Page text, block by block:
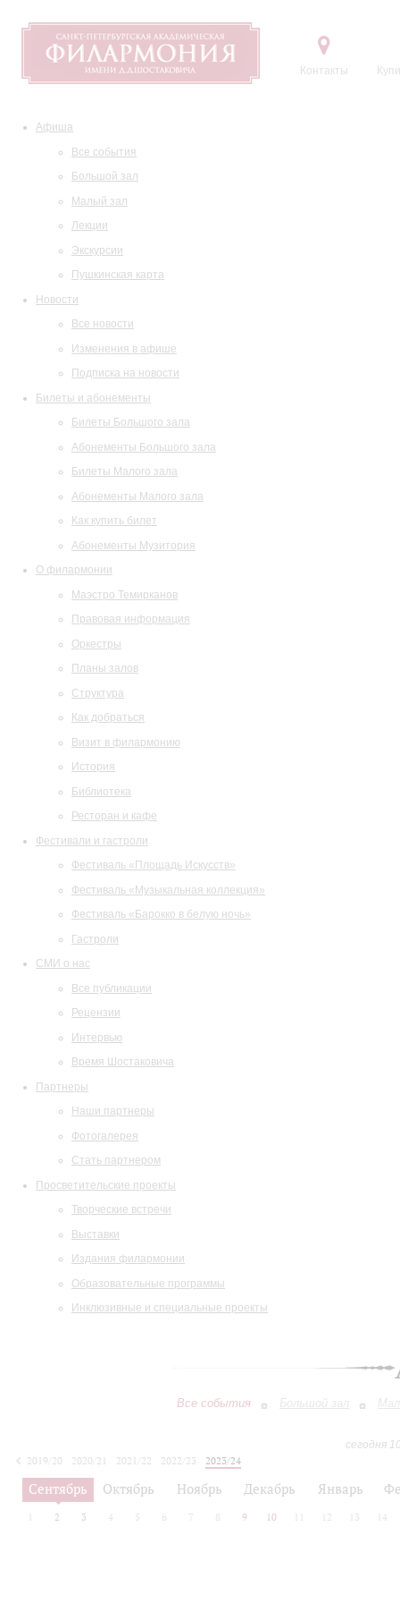
Контакты
Афиша
Все события
Большой зал
Малый зал
Лекции
Экскурсии
Пушкинская карта
Новости
Все новости
Изменения в афише
Подписка на новости
Билеты и абонементы
Билеты Большого зала
Абонементы Большого зала
Билеты Малого зала
Абонементы Малого зала
Как купить билет
Абонементы Музитория
О филармонии
Маэстро Темирканов
Правовая информация
Оркестры
Планы залов
Структура
Как добраться
Визит в филармонию
История
Библиотека
Ресторан и кафе
Фестивали и гастроли
Фестиваль «Площадь Искусств»
Фестиваль «Музыкальная коллекция»
Фестиваль «Барокко в белую ночь»
Гастроли
СМИ о нас
Все публикации
Рецензии
Интервью
Время Шостаковича
Партнеры
Наши партнеры
Фотогалерея
Стать партнером
Просветительские проекты
Творческие встречи
Выставки
Издания филармонии
Образовательные программы
Инклюзивные и специальные проекты
Все события Большой зал
сегодня
2019/20
2020/21 2021/22 2022/23
2023/24
2024/25
2025/26
Сентябрь Октябрь Ноябрь Декабрь Январь
2 3 4 5 6 7 8 9 10 12 13 14